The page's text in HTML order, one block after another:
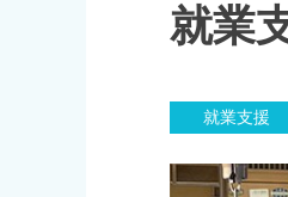
就業
就業支援